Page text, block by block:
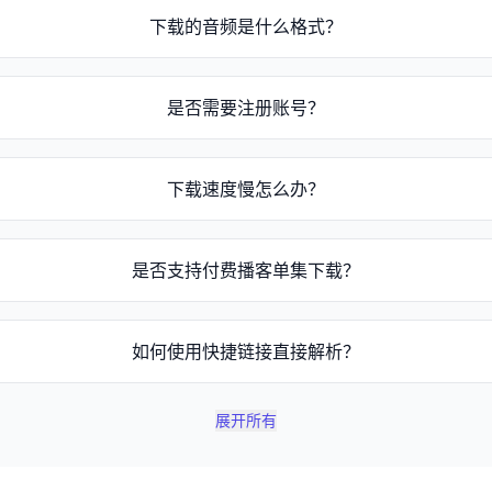
下载的音频是什么格式？
是否需要注册账号？
下载速度慢怎么办？
是否支持付费播客单集下载？
如何使用快捷链接直接解析？
www.xyzdownloader.xyz/zh-CN?q=...`，打开网页即可自动开始解
展开所有